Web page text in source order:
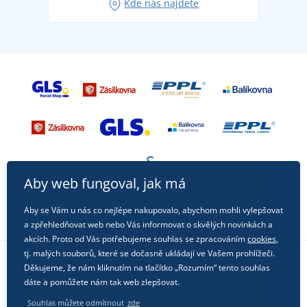
Kde nás najdete
Sledujte nás na sociálních sítích
Aby web fungoval, jak má
Aby se Vám u nás co nejlépe nakupovalo, abychom mohli vylepšovat
a zpřehledňovat web nebo Vás informovat o skvělých novinkách a
akcích. Proto od Vás potřebujeme souhlas se zpracovánímcookies,
tj. malých souborů, které se dočasně ukládají ve Vašem prohlížeči.
Děkujeme, že nám kliknutím na tlačítko „Rozumím“ tento souhlas
dáte a pomůžete nám tak web zlepšovat.
Souhlas můžete odmítnout zde